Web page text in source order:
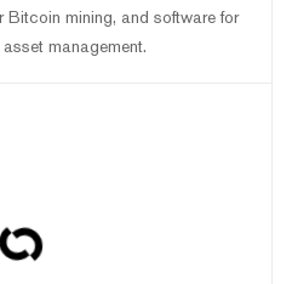
Bitcoin mining, and software for
management.